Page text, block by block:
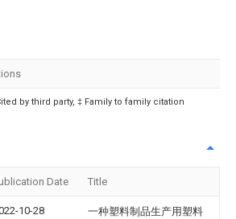
by third party, ‡ Family to family citation
Date Title
10-28
一种塑料制品生产用塑料